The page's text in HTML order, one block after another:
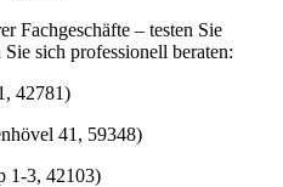
Fachgeschäfte – testen Sie
sich professionell beraten:
42781)
41, 59348)
1-3, 42103)